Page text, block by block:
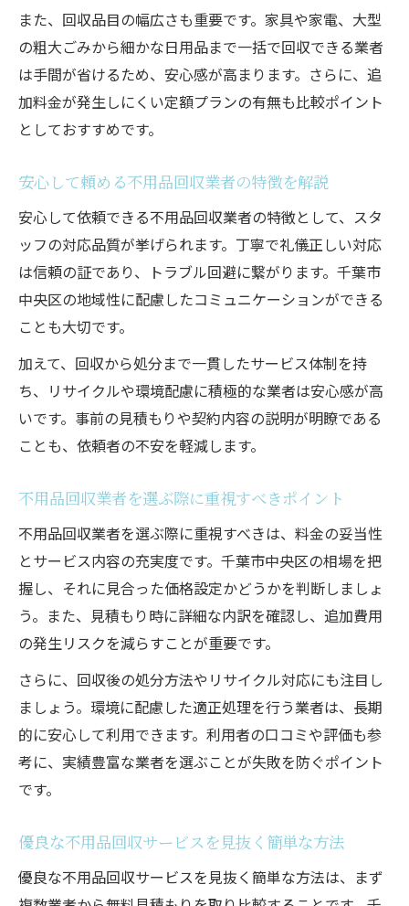
また、回収品目の幅広さも重要です。家具や家電、大型
の粗大ごみから細かな日用品まで一括で回収できる業者
は手間が省けるため、安心感が高まります。さらに、追
加料金が発生しにくい定額プランの有無も比較ポイント
としておすすめです。
安心して頼める不用品回収業者の特徴を解説
安心して依頼できる不用品回収業者の特徴として、スタ
ッフの対応品質が挙げられます。丁寧で礼儀正しい対応
は信頼の証であり、トラブル回避に繋がります。千葉市
中央区の地域性に配慮したコミュニケーションができる
ことも大切です。
加えて、回収から処分まで一貫したサービス体制を持
ち、リサイクルや環境配慮に積極的な業者は安心感が高
いです。事前の見積もりや契約内容の説明が明瞭である
ことも、依頼者の不安を軽減します。
不用品回収業者を選ぶ際に重視すべきポイント
不用品回収業者を選ぶ際に重視すべきは、料金の妥当性
とサービス内容の充実度です。千葉市中央区の相場を把
握し、それに見合った価格設定かどうかを判断しましょ
う。また、見積もり時に詳細な内訳を確認し、追加費用
の発生リスクを減らすことが重要です。
さらに、回収後の処分方法やリサイクル対応にも注目し
ましょう。環境に配慮した適正処理を行う業者は、長期
的に安心して利用できます。利用者の口コミや評価も参
考に、実績豊富な業者を選ぶことが失敗を防ぐポイント
です。
優良な不用品回収サービスを見抜く簡単な方法
優良な不用品回収サービスを見抜く簡単な方法は、まず